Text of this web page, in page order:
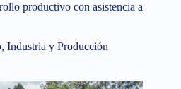
productivo con asistencia a
Industria y Producción